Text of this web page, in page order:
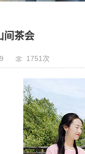
间茶会
1751次